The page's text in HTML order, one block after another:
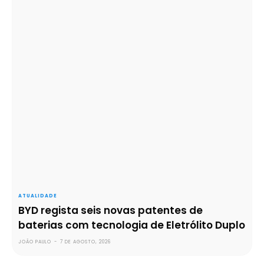
ATUALIDADE
BYD regista seis novas patentes de
baterias com tecnologia de Eletrólito Duplo
JOÃO PAULO - 7 DE AGOSTO, 2026